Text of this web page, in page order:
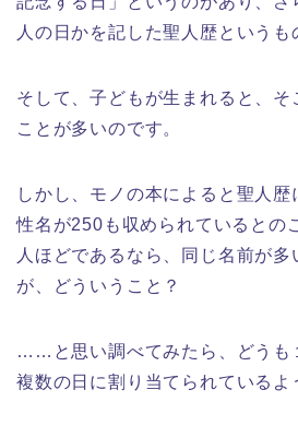
人の日かを記した聖人歴というも
そして、子どもが生まれると、そ
ことが多いのです。
しかし、モノの本によると聖人
性名が250も収められているとの
人ほどであるなら、同じ名前が
が、どういうこと？
……と思い調べてみたら、どうも
複数の日に割り当てられているよ